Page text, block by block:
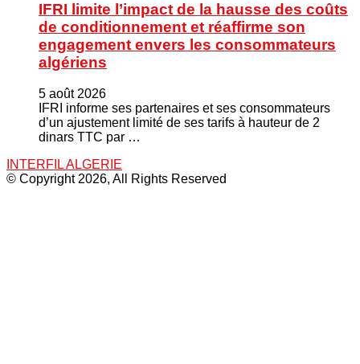
IFRI limite l’impact de la hausse des coûts
de conditionnement et réaffirme son
engagement envers les consommateurs
algériens
5 août 2026
IFRI informe ses partenaires et ses consommateurs
d’un ajustement limité de ses tarifs à hauteur de 2
dinars TTC par …
INTERFIL ALGERIE
© Copyright 2026, All Rights Reserved